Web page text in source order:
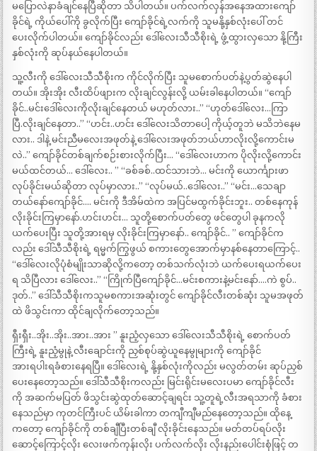
မပြောလဲနာခံချင်နေပြီဆိုတာ သိပါတယ်။ ပက်လက်လှန်အနေအထားကျော်
ခိုင်ရဲ့ ကိုယ်ပေါ်ကို ခွလိုက်ပြီး ကျော်ခိုင်ရဲ့လက်ကို သူမနို့နှစ်လုံးပေါ် တင်
ပေးလိုက်ပါတယ်။ ကျော်ခိုင်လည်း ဒေါ်လေးသီသီစိုးရဲ့ ဖွံ့ထွားလှသော နို့ကြီး
နှစ်လုံးကို ဆုပ်နယ်နေပါတယ်။
သူ့လီးကို ဒေါ်လေးသီသီစိုးက ကိုင်လိုက်ပြီး သူမစောက်ပတ်နဲ့ပွတ်ဆွဲနေပါ
တယ်။ အိုးအိုး လီးထိပ်ဖျားက လိုးချင်လွန်းလို့ ယမ်းခါနေပါတယ်။ “ကျော်
ခိုင်..မင်းဒေါ်လေးကိုလိုးချင်နေတယ် မဟုတ်လား..” “ဟုတ်ဒေါ်လေး…ကြာ
ပြီ.လိုးချင်နေတာ..” “ဟင်း..ဟင်း ဒေါ်လေးသိတာပေါ့ ကိုယ့်တူဘဲ မသိဘဲနေမ
လား.. ဒါနဲ့ မင်းညီမလေးအဖုတ်နဲ့ ဒေါ်လေးအဖုတ်ဘယ်ဟာလိုးလို့ကောင်းမ
လဲ..” ကျော်ခိုင်တစ်ချက်စဉ်းစားလိုက်ပြီး… “ဒေါ်လေးဟာက ပိုလိုးလို့ကောင်း
မယ်ထင်တယ်… ဒေါ်လေး.. ” “ခစ်ခစ်..ထင်သားဘဲ… မင်းကို ယောင်္ကျားဖာ
လုပ်ခိုင်းမယ်ဆိုတာ လုပ်မှာလား..” “လုပ်မယ်..ဒေါ်လေး..” “မင်း…သေချာ
တယ်နော်ကျော်ခိုင်…. မင်းကို ဒီအိမ်ထဲက အပြင်မထွက်ခိုင်းဘူး.. တစ်နေကုန်
လိုးခိုင်းကြမှာနော်.ဟင်းဟင်း… သူတို့စောက်ပတ်တွေ ဖင်တွေပါ ခုနကလို
ယက်ပေးပြီး သူတို့အားရမှ လိုးခိုင်းကြမှာနော်.. ကျော်ခိုင်.. ” ကျော်ခိုင်က
လည်း ဒေါ်သီသီစိုးရဲ့ ရမ္မက်ကြွဖွယ် စကားတွေအောက်မှာနစ်နေတာကြောင့်..
“ဒေါ်လေးလိုပုံစံမျိုးသာဆိုလို့ကတော့ တစ်သက်လုံးဘဲ ယက်ပေးရယက်ပေး
ရ သိပြီလား ဒေါ်လေး..” “ကြိုက်ပြီကျော်ခိုင်…မင်းစကားနဲ့မင်းနော်….ကဲ စွပ်..
ဒုတ်..” ဒေါ်သီသီစိုးကသူမစကားအဆုံးတွင် ကျော်ခိုင်လီးတစ်ဆုံး သူမအဖုတ်
ထဲ ဖိသွင်းကာ ထိုင်ချလိုက်တော့သည်။
ရှီးရှီး..အိုး..အိုး..အား..အား ” နူးညံ့လှသော ဒေါ်လေးသီသီစိုးရဲ့ စောက်ပတ်
ကြီးရဲ့ နူးညံ့မွုနဲ့ လီးချောင်းကို ညှစ်စုပ်ဆွဲယူနေမွုများကို ကျော်ခိုင်
အားရပါးရခံစားနေရပြီ။ ဒေါ်လေးရဲ့ နို့နှစ်လုံးကိုလည်း မလွတ်တမ်း ဆုပ်ညှစ်
ပေးနေတော့သည်။ ဒေါ်သီသီစိုးကလည်း မြင်းရိုင်းမလေးပမာ ကျော်ခိုင်လီး
ကို အဆက်မပြတ် ဖိသွင်းဆွဲထုတ်ဆောင့်ချရင်း သူ့တူရဲ့လီးအရသာကို ခံစား
နေသည်မှာ ကုတင်ကြီးပင် ယိမ်းခါကာ တကျီကျီမည်နေတော့သည်။ ထိုနေ့
ကတော့ ကျော်ခိုင်ကို တစ်ချီပြီးတစ်ချီ လိုးခိုင်းနေသည်။ မတ်တပ်ရပ်လိုး
ဆောင့်ကြောင့်လိုး လေးဖက်ကုန်းလိုး ပက်လက်လိုး လိုးနည်းပေါင်းစုံဖြင့် တ